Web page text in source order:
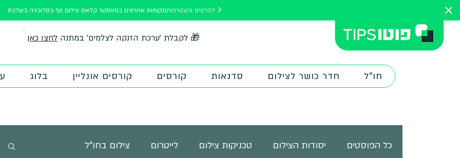
מקומות אחרונים במאסטר קלאס צילום נוף בסלובניה בשלכת
לחצו כאן 🎁 לקבלת 'ערכת הזנקה לצלמים' במתנה
חו"ל חדר כושר לצילום סדנאות קורסים קורסים אונליין בלוג
כל הפוסטים יסודות הצילום טכניקות צילום לייטרום צילום בחו"ל